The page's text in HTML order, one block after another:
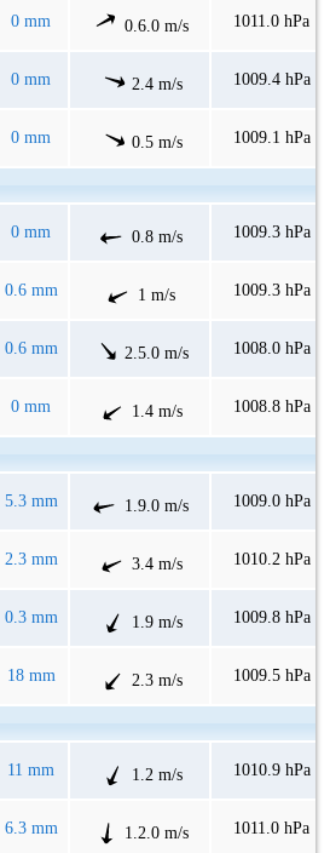
0 mm 0.6.0 m/s 1011.0 hPa
0 mm 2.4 m/s 1009.4 hPa
0 mm 0.5 m/s 1009.1 hPa
0 mm 0.8 m/s 1009.3 hPa
0.6 mm 1 m/s 1009.3 hPa
0.6 mm 2.5.0 m/s 1008.0 hPa
0 mm 1.4 m/s 1008.8 hPa
5.3 mm 1.9.0 m/s 1009.0 hPa
2.3 mm 3.4 m/s 1010.2 hPa
0.3 mm 1.9 m/s 1009.8 hPa
18 mm 2.3 m/s 1009.5 hPa
11 mm 1.2 m/s 1010.9 hPa
6.3 mm 1.2.0 m/s 1011.0 hPa